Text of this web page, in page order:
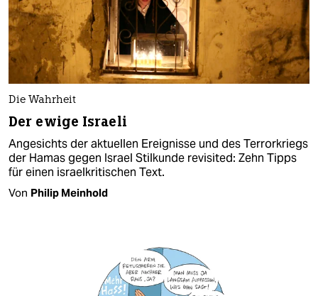
Die Wahrheit
Der ewige Israeli
Angesichts der aktuellen Ereignisse und des Terrorkriegs
der Hamas gegen Israel Stilkunde revisited: Zehn Tipps
für einen israelkritischen Text.
Von Philip Meinhold